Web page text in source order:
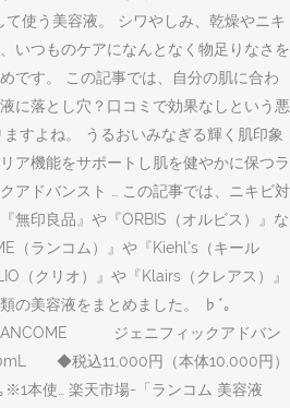
使う美容液。 シワやしみ、乾燥やニキ
いつものケアになんとなく物足りなさを
です。 この記事では、自分の肌に合わ
に落とし穴？口コミで効果なしという悪
すよね。 うるおいみなぎる輝く肌印象
ア機能をサポートし肌を健やかに保つラ
アドバンスト … この記事では、ニキビ対
無印良品』や『ORBIS（オルビス）』な
（ランコム）』や『Kiehl's（キール
（クリオ）』や『Klairs（クレアス）』
の美容液をまとめました。 ♭*｡
LANCOME ジェニフィックアドバン
税込11,000円（本体10,000円）
｡※1本使… 楽天市場-「ランコム 美容液